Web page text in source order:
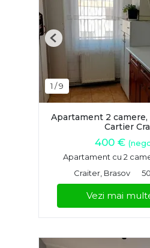
1 /9
Previous
Apartament 2
Cartier
400 €
Apartament cu 2
Craiter, Brasov
Vezi mai